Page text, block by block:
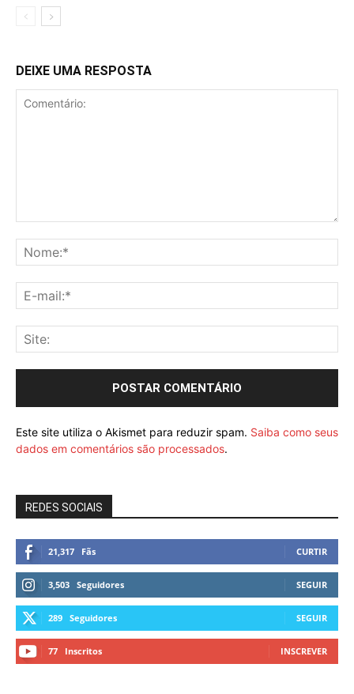
DEIXE UMA RESPOSTA
Este site utiliza o Akismet para reduzir spam. Saiba como seus
dados em comentários são processados.
REDES SOCIAIS
21,317 Fãs CURTIR
3,503 Seguidores SEGUIR
289 Seguidores SEGUIR
77 Inscritos INSCREVER